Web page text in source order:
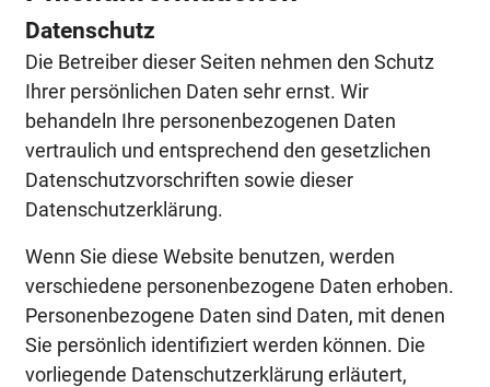
Datenschutz
Die Betreiber dieser Seiten nehmen den Schutz
Ihrer persönlichen Daten sehr ernst. Wir
behandeln Ihre personenbezogenen Daten
vertraulich und entsprechend den gesetzlichen
Datenschutzvorschriften sowie dieser
Datenschutzerklärung.
Wenn Sie diese Website benutzen, werden
verschiedene personenbezogene Daten erhoben.
Personenbezogene Daten sind Daten, mit denen
Sie persönlich identifiziert werden können. Die
vorliegende Datenschutzerklärung erläutert,